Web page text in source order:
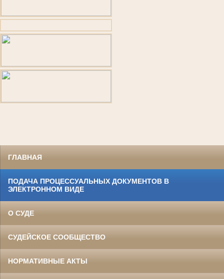
ГЛАВНАЯ
ПОДАЧА ПРОЦЕССУАЛЬНЫХ ДОКУМЕНТОВ В
ЭЛЕКТРОННОМ ВИДЕ
О СУДЕ
СУДЕЙСКОЕ СООБЩЕСТВО
НОРМАТИВНЫЕ АКТЫ